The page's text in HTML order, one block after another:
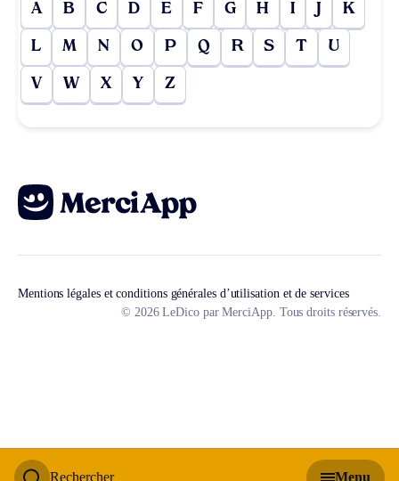
Rechercher Menu
A B C D E F G H I J K
L M N O P Q R S T U
V W X Y Z
Mentions légales et conditions générales d’utilisation et de services
© 2026 LeDico par MerciApp. Tous droits réservés.